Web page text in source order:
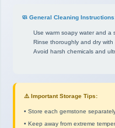
🧼 General Cleaning
Use warm soapy water and a
Rinse thoroughly and dry with
Avoid harsh chemicals and
⚠️ Important Storage Tips:
• Store each gemstone
• Keep away from extreme